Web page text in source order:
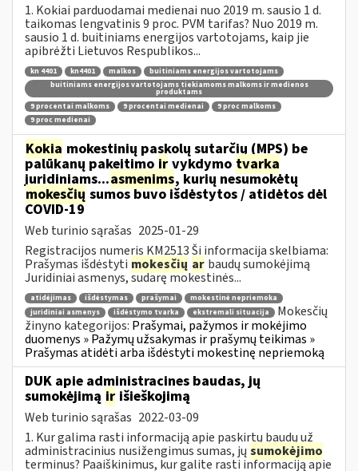
1. Kokiai parduodamai medienai nuo 2019 m. sausio 1 d.
taikomas lengvatinis 9 proc. PVM tarifas? Nuo 2019 m.
sausio 1 d. buitiniams energijos vartotojams, kaip jie
apibrėžti Lietuvos Respublikos...
kn 4401 kn4401 malkos
buitiniams energijos vartotojams
buitiniams energijos vartotojams tiekiamoms malkoms ir medienos
produktams
9 procentai malkoms
9 procentai medienai
9 proc malkoms
9 proc medienai
Kokia mokestinių paskolų sutarčių (MPS) be
palūkanų pakeitimo ir vykdymo tvarka
juridiniams...asmenims, kurių nesumokėtų
mokesčių sumos buvo išdėstytos / atidėtos dėl
COVID-19
Web turinio sąrašas 2025-01-29
Registracijos numeris KM2513 Ši informacija skelbiama:
Prašymas išdėstyti mokesčių ar baudų sumokėjimą
Juridiniai asmenys, sudarę mokestinės...
atidėjimas išdėstymas prašymai
mokestinė nepriemoka
juridiniai asmenys
išdėstymo tvarka ekstremali situacija
Mokesčių
žinyno kategorijos: Prašymai, pažymos ir mokėjimo
duomenys » Pažymų užsakymas ir prašymų teikimas »
Prašymas atidėti arba išdėstyti mokestinę nepriemoką
DUK apie administracines baudas, jų
sumokėjimą ir išieškojimą
Web turinio sąrašas 2022-03-09
1. Kur galima rasti informaciją apie paskirtų baudų už
administracinius nusižengimus sumas, jų sumokėjimo
terminus? Paaiškinimus, kur galite rasti informaciją apie